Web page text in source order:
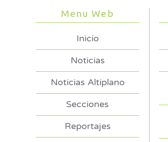
Menu Web
Inicio
Noticias
Noticias Altiplano
Secciones
Reportajes